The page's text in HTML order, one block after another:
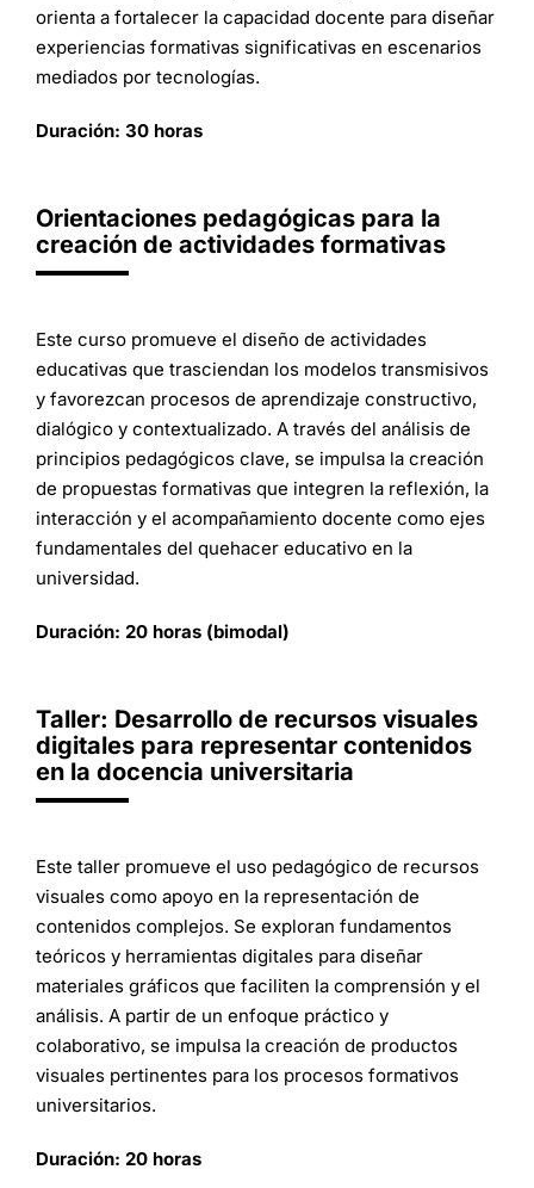
orienta a fortalecer la capacidad docente para diseñar
experiencias formativas significativas en escenarios
mediados por tecnologías.
Duración: 30 horas
Orientaciones pedagógicas para la
creación de actividades formativas
Este curso promueve el diseño de actividades
educativas que trasciendan los modelos transmisivos
y favorezcan procesos de aprendizaje constructivo,
dialógico y contextualizado. A través del análisis de
principios pedagógicos clave, se impulsa la creación
de propuestas formativas que integren la reflexión, la
interacción y el acompañamiento docente como ejes
fundamentales del quehacer educativo en la
universidad.
Duración: 20 horas (bimodal)
Taller: Desarrollo de recursos visuales
digitales para representar contenidos
en la docencia universitaria
Este taller promueve el uso pedagógico de recursos
visuales como apoyo en la representación de
contenidos complejos. Se exploran fundamentos
teóricos y herramientas digitales para diseñar
materiales gráficos que faciliten la comprensión y el
análisis. A partir de un enfoque práctico y
colaborativo, se impulsa la creación de productos
visuales pertinentes para los procesos formativos
universitarios.
Duración: 20 horas